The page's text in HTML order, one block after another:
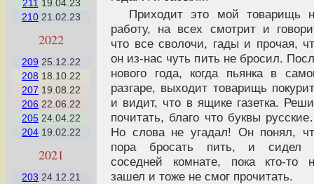
211 19.04.23
210 21.02.23
2022
209 25.12.22
208 18.10.22
207 19.08.22
206 22.06.22
205 24.04.22
204 19.02.22
2021
203 24.12.21
Приходит это мой товарищь
работу, на всех смотрит и
что все сволочи, гады и прочая,
он из-нас чуть пить не бросил.
нового года, когда пьянка в
разгаре, выходит товарищь
и видит, что в ящике газетка.
почитать, благо что буквы
Но слова не угадал! Он понял,
пора бросать пить, и сидел
соседней комнате, пока кто-то
зашел и тоже не смог прочитать.